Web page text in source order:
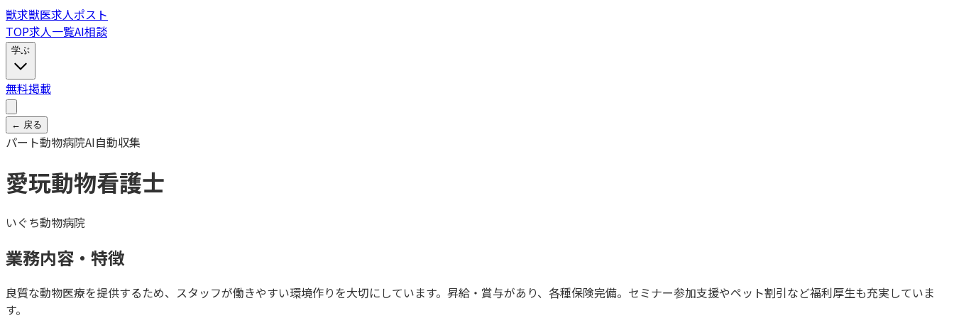
獣求獣医求人ポスト
TOP求人一覧AI相談
学ぶ
無料掲載
← 戻る
パート動物病院AI自動収集
愛玩動物看護士
いぐち動物病院
業務内容・特徴
良質な動物医療を提供するため、スタッフが働きやすい環境作りを大切にしています。昇給・賞与があり、各種保険完備。セミナー参加支援やペット割引など福利厚生も充実していま
す。